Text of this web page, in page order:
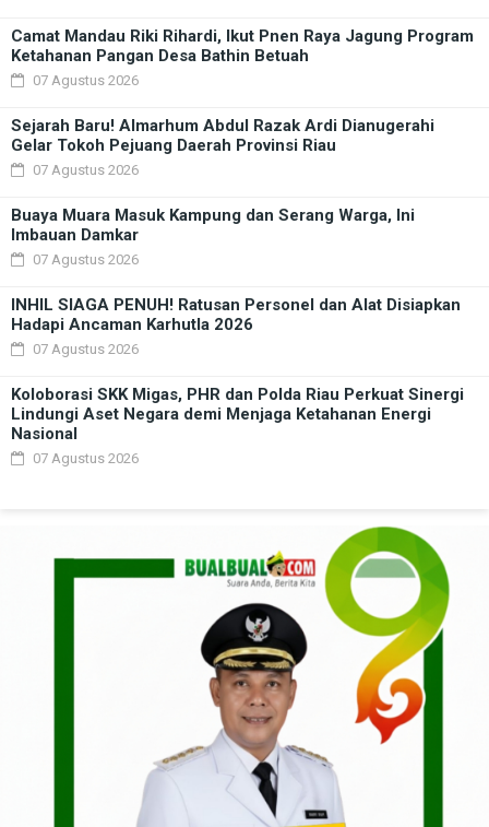
Camat Mandau Riki Rihardi, Ikut Pnen Raya Jagung Program
Ketahanan Pangan Desa Bathin Betuah
07 Agustus 2026
Sejarah Baru! Almarhum Abdul Razak Ardi Dianugerahi
Gelar Tokoh Pejuang Daerah Provinsi Riau
07 Agustus 2026
Buaya Muara Masuk Kampung dan Serang Warga, Ini
Imbauan Damkar
07 Agustus 2026
INHIL SIAGA PENUH! Ratusan Personel dan Alat Disiapkan
Hadapi Ancaman Karhutla 2026
07 Agustus 2026
Koloborasi SKK Migas, PHR dan Polda Riau Perkuat Sinergi
Lindungi Aset Negara demi Menjaga Ketahanan Energi
Nasional
07 Agustus 2026